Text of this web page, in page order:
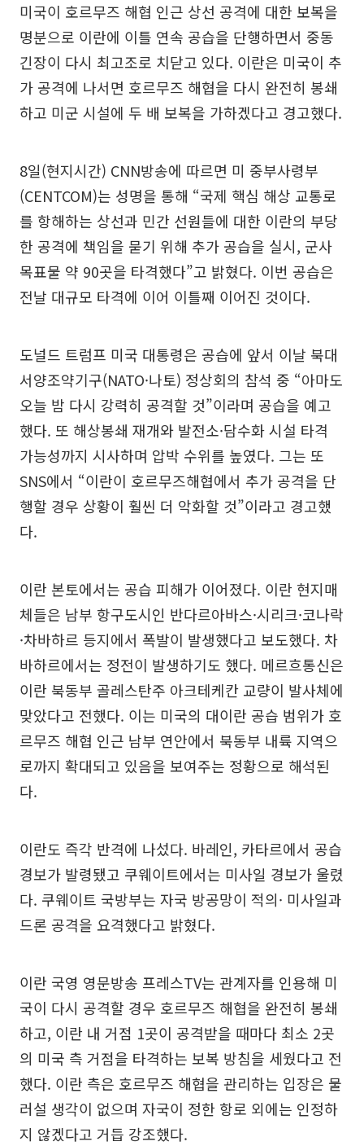
미국이 호르무즈 해협 인근 상선 공격에 대한 보복을
명분으로 이란에 이틀 연속 공습을 단행하면서 중동
긴장이 다시 최고조로 치닫고 있다. 이란은 미국이 추
가 공격에 나서면 호르무즈 해협을 다시 완전히 봉쇄
하고 미군 시설에 두 배 보복을 가하겠다고 경고했다.
8일(현지시간) CNN방송에 따르면 미 중부사령부
(CENTCOM)는 성명을 통해 “국제 핵심 해상 교통로
를 항해하는 상선과 민간 선원들에 대한 이란의 부당
한 공격에 책임을 묻기 위해 추가 공습을 실시, 군사
목표물 약 90곳을 타격했다”고 밝혔다. 이번 공습은
전날 대규모 타격에 이어 이틀째 이어진 것이다.
도널드 트럼프 미국 대통령은 공습에 앞서 이날 북대
서양조약기구(NATO·나토) 정상회의 참석 중 “아마도
오늘 밤 다시 강력히 공격할 것”이라며 공습을 예고
했다. 또 해상봉쇄 재개와 발전소·담수화 시설 타격
가능성까지 시사하며 압박 수위를 높였다. 그는 또
SNS에서 “이란이 호르무즈해협에서 추가 공격을 단
행할 경우 상황이 훨씬 더 악화할 것”이라고 경고했
다.
이란 본토에서는 공습 피해가 이어졌다. 이란 현지매
체들은 남부 항구도시인 반다르아바스·시리크·코나락
·차바하르 등지에서 폭발이 발생했다고 보도했다. 차
바하르에서는 정전이 발생하기도 했다. 메르흐통신은
이란 북동부 골레스탄주 아크테케칸 교량이 발사체에
맞았다고 전했다. 이는 미국의 대이란 공습 범위가 호
르무즈 해협 인근 남부 연안에서 북동부 내륙 지역으
로까지 확대되고 있음을 보여주는 정황으로 해석된
다.
이란도 즉각 반격에 나섰다. 바레인, 카타르에서 공습
경보가 발령됐고 쿠웨이트에서는 미사일 경보가 울렸
다. 쿠웨이트 국방부는 자국 방공망이 적의· 미사일과
드론 공격을 요격했다고 밝혔다.
이란 국영 영문방송 프레스TV는 관계자를 인용해 미
국이 다시 공격할 경우 호르무즈 해협을 완전히 봉쇄
하고, 이란 내 거점 1곳이 공격받을 때마다 최소 2곳
의 미국 측 거점을 타격하는 보복 방침을 세웠다고 전
했다. 이란 측은 호르무즈 해협을 관리하는 입장은 물
러설 생각이 없으며 자국이 정한 항로 외에는 인정하
지 않겠다고 거듭 강조했다.